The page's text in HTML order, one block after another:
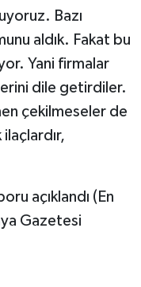
Bazı
aldık. Fakat bu
Yani firmalar
dile getirdiler.
çekilmeseler de
ilaçlardır,